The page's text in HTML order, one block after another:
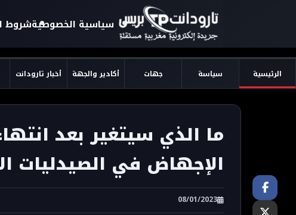
سياسية الخصوصيةشروط
الرئيسية سياسة جهات أكادير والجهة أخبار تارودانت
ما الذي سيتغير بعد
الإجهاض في الصيدليات
08/01/2023